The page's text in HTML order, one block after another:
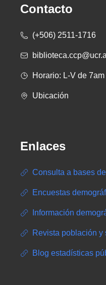
Contacto
(+506) 2511-1716
Horario: L-V de
Ubicación
Enlaces
Consulta a bases
Encuestas
Información
Revista población y
Blog estadísticas